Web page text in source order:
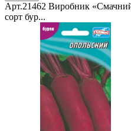
Арт.21462 Виробник
сорт бур...